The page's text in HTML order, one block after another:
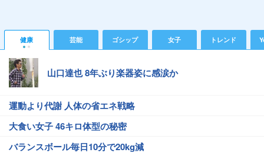
健康 芸能 ゴシップ 女子 トレンド
山口達也 8年ぶり楽器姿に感涙か
運動より代謝 人体の省エネ戦略
大食い女子 46キロ体型の秘密
バランスボール毎日10分で20kg減